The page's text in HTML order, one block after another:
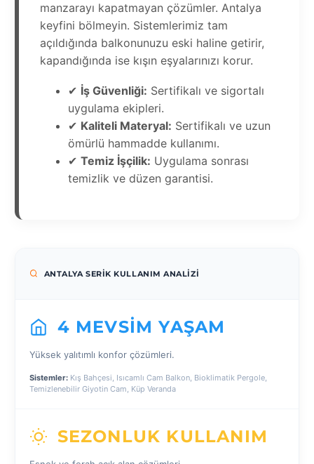
manzarayı kapatmayan çözümler. Antalya
keyfini bölmeyin. Sistemlerimiz tam
açıldığında balkonunuzu eski haline getirir,
kapandığında ise kışın eşyalarınızı korur.
✔ İş Güvenliği: Sertifikalı ve sigortalı
uygulama ekipleri.
✔ Kaliteli Materyal: Sertifikalı ve uzun
ömürlü hammadde kullanımı.
✔ Temiz İşçilik: Uygulama sonrası
temizlik ve düzen garantisi.
ANTALYA SERIK KULLANIM ANALIZI
4 MEVSIM YAŞAM
Yüksek yalıtımlı konfor çözümleri.
Sistemler: Kış Bahçesi, Isıcamlı Cam Balkon, Bioklimatik Pergole,
Temizlenebilir Giyotin Cam, Küp Veranda
SEZONLUK KULLANIM